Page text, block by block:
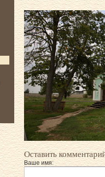
Оставить
Ваше имя: